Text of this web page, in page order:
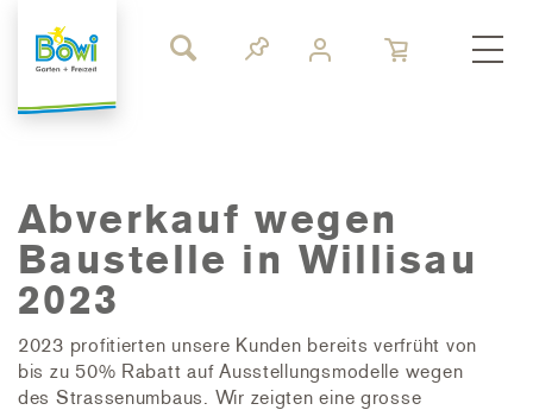
Abverkauf wegen
Baustelle in Willisau
2023
2023 profitierten unsere Kunden bereits verfrüht von
bis zu 50% Rabatt auf Ausstellungsmodelle wegen
des Strassenumbaus. Wir zeigten eine grosse